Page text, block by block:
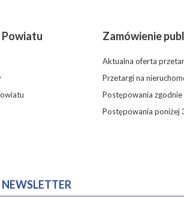
Zamówienie
Aktualna oferta
Przetargi na
Postępowania zgodnie
Postępowania poniżej